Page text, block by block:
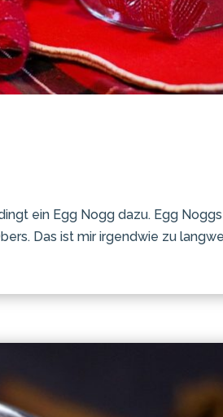
ein Egg Nogg dazu. Egg
Das ist mir irgendwie zu